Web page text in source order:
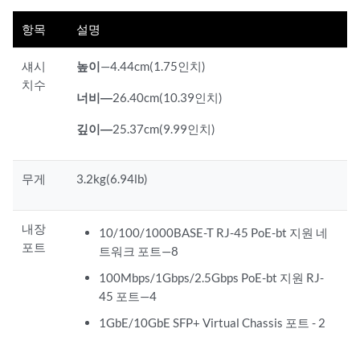
항목 설명
섀시
치수
높이—4.44cm(1.75인치)
너비—26.40cm(10.39인치)
깊이—25.37cm(9.99인치)
무게 3.2kg(6.94lb)
내장
포트
10/100/1000BASE-T RJ-45 PoE-bt 지원 네
트워크 포트—8
100Mbps/1Gbps/2.5Gbps PoE-bt 지원 RJ-
45 포트—4
1GbE/10GbE SFP+ Virtual Chassis 포트 - 2